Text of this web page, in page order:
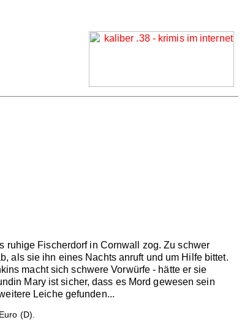
ruhige Fischerdorf in Cornwall zog. Zu schwer
als sie ihn eines Nachts anruft und um Hilfe bittet.
macht sich schwere Vorwürfe - hätte er sie
Mary ist sicher, dass es Mord gewesen sein
Leiche gefunden...
(D).